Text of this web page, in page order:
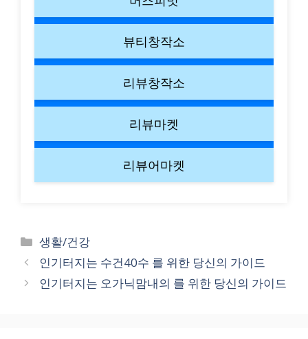
뷰티창작소
리뷰창작소
리뷰마켓
리뷰어마켓
Categories
생활/건강
인기터지는 수건40수 를 위한 당신의 가이드
인기터지는 오가닉맘내의 를 위한 당신의 가이드